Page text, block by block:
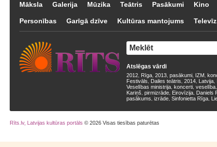
Māksla Galerija Mūzika Teātris Pasākumi Kino
Personības Garīgā dzīve Kultūras mantojums
Atslēgas vārdi
2012 Rīga 2013 pasākumi IZM
Festivāls
Dailes teātris 2014 Latvija
Veselības ministrija koncerti veselība
Kariņš pirmizrāde Eirovīzija Daniels
pasākums izrāde Sinfonietta Rīga
Rīts.lv, Latvijas kultūras portāls © 2026 Visas tiesības paturētas